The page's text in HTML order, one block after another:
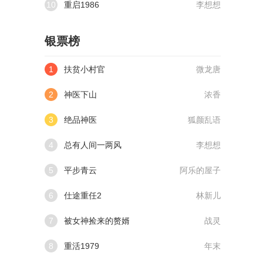
10 重启1986 李想想
银票榜
1 扶贫小村官 微龙唐
2 神医下山 浓香
3 绝品神医 狐颜乱语
4 总有人间一两风 李想想
5 平步青云 阿乐的屋子
6 仕途重任2 林新儿
7 被女神捡来的赘婿 战灵
8 重活1979 年末